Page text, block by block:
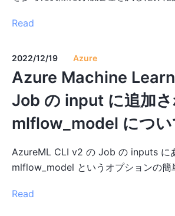
Read
2022/12/19 Azure
Azure Machine
Job の input に追加
mlflow_model につい
AzureML CLI v2 の Job の inputs に
mlflow_model というオプションの簡
Read